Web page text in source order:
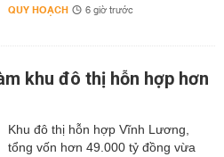
QUY HOẠCH 6 giờ trước
khu đô thị hỗn hợp hơn
Khu đô thị hỗn hợp Vĩnh Lương,
tổng vốn hơn 49.000 tỷ đồng vừa